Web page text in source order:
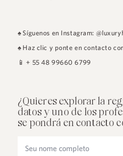
♠ Síguenos en Instagram:
♠ Haz clic y ponte en contacto
📱+ 55 48 99660 6799
¿Quieres explorar la
datos y uno de los
se pondrá en contacto